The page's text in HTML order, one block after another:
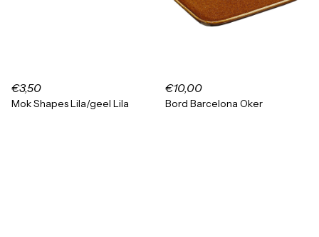
€3,50
Mok Shapes Lila/geel Lila
€10,00
Bord Barcelona Oker